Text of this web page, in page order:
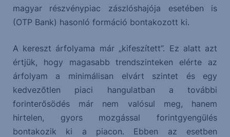
magyar részvénypiac zászlóshajója esetében is
(OTP Bank) hasonló formáció bontakozott ki.
A kereszt árfolyama már „kifeszített”. Ez alatt azt
értjük, hogy magasabb trendszinteken elérte az
árfolyam a minimálisan elvárt szintet és egy
kedvezőtlen piaci hangulatban a további
forinterősödés már nem valósul meg, hanem
hirtelen, gyors mozgással forintgyengülés
bontakozik ki a piacon. Ebben az esetben